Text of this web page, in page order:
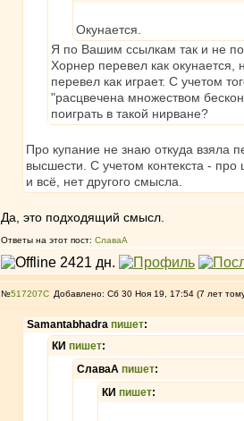
Окунается.
Я по Вашим ссылкам так и не
Хорнер перевел как
перевел как играет. С учетом
"расцвечена множеством
поиграть в такой нирване?
Про купание не знаю откуда взяла
высшести. С учетом контекста -
и всё, нет другого смысла.
Да, это подходящий смысл.
Ответы на этот пост: СлаваА
№517207 Добавлено: Сб 30 Ноя 19, 17:54 (7 лет
Samantabhadra пишет:
КИ пишет:
СлаваА пишет:
КИ пишет: